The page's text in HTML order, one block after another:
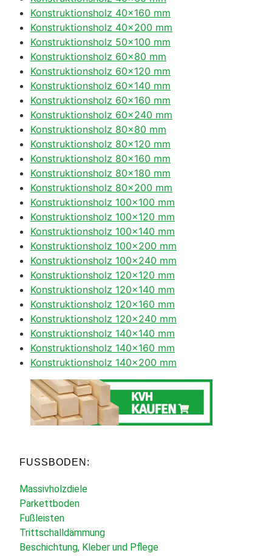
Konstruktionsholz 40×160 mm
Konstruktionsholz 40×200 mm
Konstruktionsholz 50×100 mm
Konstruktionsholz 60×80 mm
Konstruktionsholz 60×120 mm
Konstruktionsholz 60×140 mm
Konstruktionsholz 60×160 mm
Konstruktionsholz 60×240 mm
Konstruktionsholz 80×80 mm
Konstruktionsholz 80×120 mm
Konstruktionsholz 80×160 mm
Konstruktionsholz 80×180 mm
Konstruktionsholz 80×200 mm
Konstruktionsholz 100×100 mm
Konstruktionsholz 100×120 mm
Konstruktionsholz 100×140 mm
Konstruktionsholz 100×200 mm
Konstruktionsholz 100×240 mm
Konstruktionsholz 120×120 mm
Konstruktionsholz 120×140 mm
Konstruktionsholz 120×160 mm
Konstruktionsholz 120×240 mm
Konstruktionsholz 140×140 mm
Konstruktionsholz 140×160 mm
Konstruktionsholz 140×200 mm
FUSSBODEN:
Massivholzdiele
Parkettboden
Fußleisten
Trittschalldämmung
Beschichtung, Kleber und Pflege